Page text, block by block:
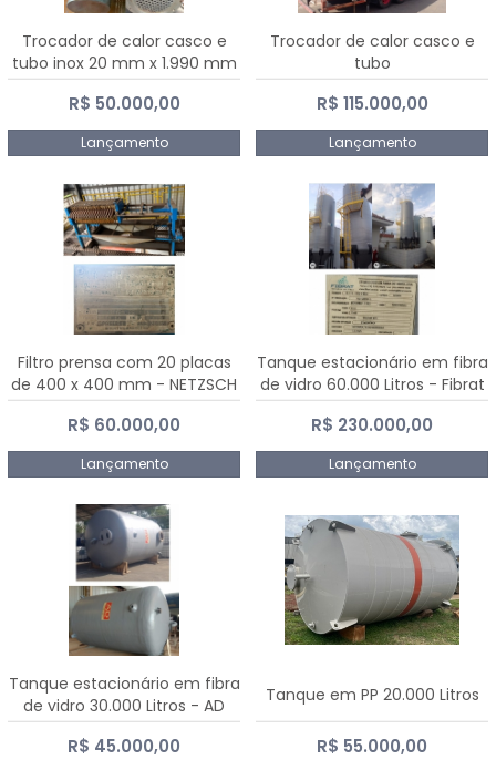
Trocador de calor casco e
tubo inox 20 mm x 1.990 mm
R$ 50.000,00
Lançamento
Trocador de calor casco e
tubo
R$ 115.000,00
Lançamento
Filtro prensa com 20 placas
de 400 x 400 mm - NETZSCH
R$ 60.000,00
Lançamento
Tanque estacionário em fibra
de vidro 60.000 Litros - Fibrat
R$ 230.000,00
Lançamento
Tanque estacionário em fibra
de vidro 30.000 Litros - AD
Fibras
R$ 45.000,00
Tanque em PP 20.000 Litros
R$ 55.000,00